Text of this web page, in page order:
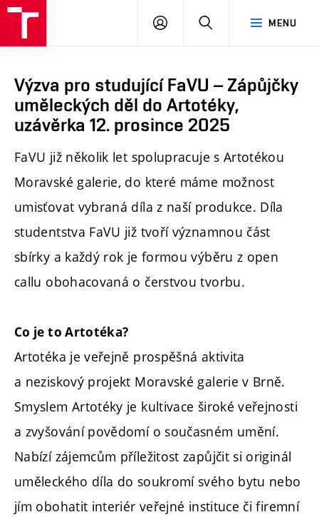
MENU
PŘIHLÁSIT
Výzva pro studující FaVU – Zápůjčky
uměleckých děl do Artotéky,
uzávěrka 12. prosince 2025
FaVU již několik let spolupracuje s Artotékou
Moravské galerie, do které máme možnost
umisťovat vybraná díla z naší produkce. Díla
studentstva FaVU již tvoří významnou část
sbírky a každý rok je formou výběru z open
callu obohacovaná o čerstvou tvorbu.
Co je to Artotéka?
Artotéka je veřejně prospěšná aktivita
a neziskový projekt Moravské galerie v Brně.
Smyslem Artotéky je kultivace široké veřejnosti
a zvyšování povědomí o současném umění.
Nabízí zájemcům příležitost zapůjčit si originál
uměleckého díla do soukromí svého bytu nebo
jím obohatit interiér veřejné instituce či firemní